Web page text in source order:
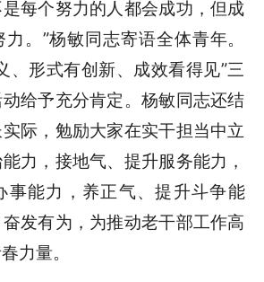
每个努力的人都会成功，但成
。”杨敏同志寄语全体青年。
、形式有创新、成效看得见”三
给予充分肯定。杨敏同志还结
际，勉励大家在实干担当中立
力，接地气、提升服务能力，
事能力，养正气、提升斗争能
发有为，为推动老干部工作高
力量。